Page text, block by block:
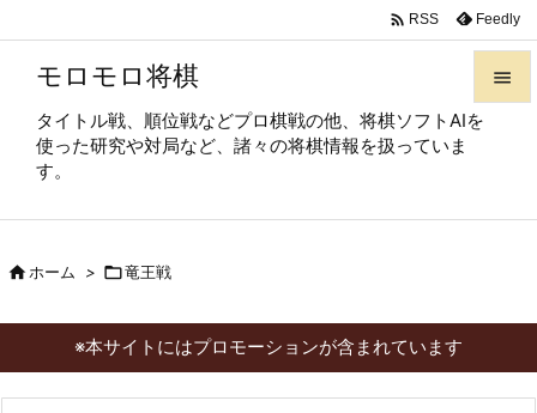
モロモロ将棋
タイトル戦、順位戦などプロ棋戦の他、将棋ソフトAIを
使った研究や対局など、諸々の将棋情報を扱っていま
す。

サイド

検索
 RSS Feedly
ホーム > 竜王戦
※本サイトにはプロモーションが含まれています